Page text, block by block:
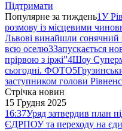
Підтримати
Популярне за тиждень1У
розмову із місцевими
Львові винайшли сонячний
всю оселю3Запускається
прірвою з іржі”4Шоу
сьогодні. ФОТО5
заступником голови
Стрічка новин
15 Грудня 2025
16:37Уряд затвердив план
ЄДРПОУ та переходу на